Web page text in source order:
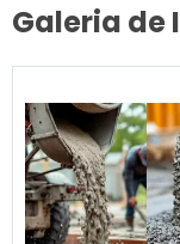
Galeria de